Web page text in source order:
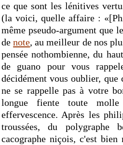
ce que sont les lénitives
(la voici, quelle affaire :
même pseudo-argument que
denote, au meilleur de nos
pensée nothombienne, du
de guano pour vous
décidément vous oublier,
ne se rappelle pas à votre
longue fiente toute
effervescence. Après les
troussées, du polygraphe
cacographe niçois, c'est